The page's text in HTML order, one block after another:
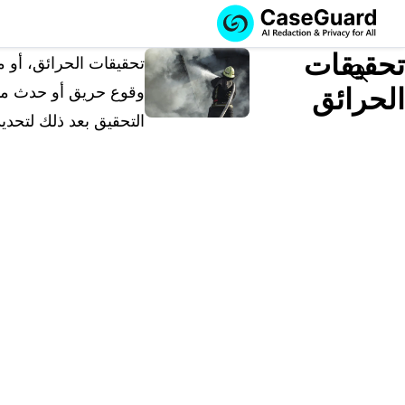
الخدمات
اشترك في
CASEGUARD
STUDIO، أو قم
بتوظيفنا للقيام
الميزات
Search
تحقيقات
الحرائق
تحقيقات الحرائق، أو
وقوع حريق أو حدث
التحقيق بعد ذلك